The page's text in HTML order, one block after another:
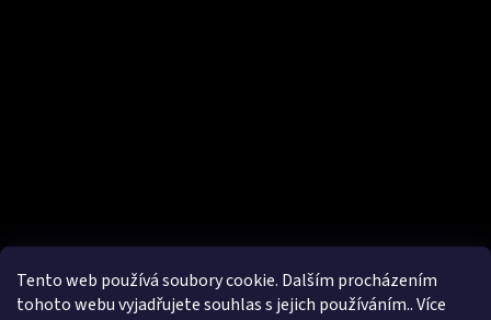
Tento web používá soubory cookie. Dalším procházením
tohoto webu vyjadřujete souhlas s jejich používáním.. Více